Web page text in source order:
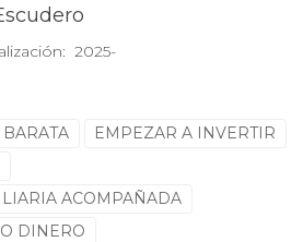
2025-
EMPEZAR A INVERTIR
ACOMPAÑADA
DINERO